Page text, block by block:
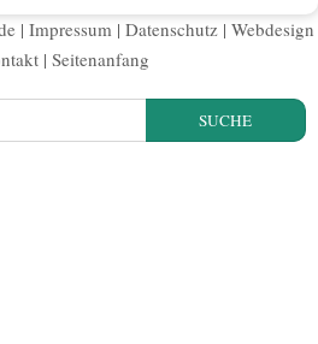
| Impressum | Datenschutz | Webdesign
| Seitenanfang
SUCHE